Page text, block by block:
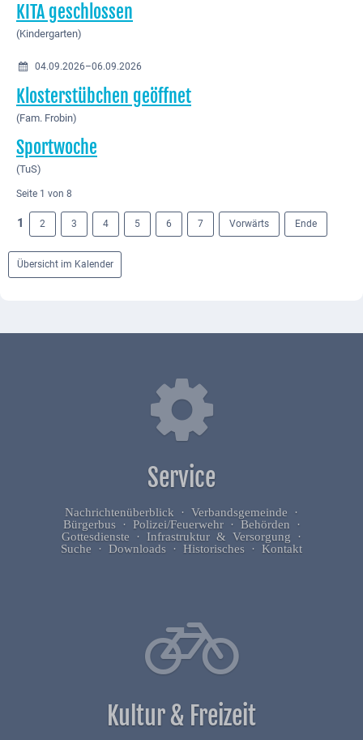
KITA geschlossen
(Kindergarten)
04.09.2026–06.09.2026
Klosterstübchen geöffnet
(Fam. Frobin)
Sportwoche
(TuS)
Seite 1 von 8
1 2 3 4 5 6 7 Vorwärts Ende
Übersicht im Kalender
Service
Nachrichtenüberblick · Verbandsgemeinde ·
Bürgerbus · Polizei/Feuerwehr · Behörden ·
Gottesdienste · Infrastruktur & Versorgung ·
Suche · Downloads · Historisches · Kontakt
Kultur & Freizeit